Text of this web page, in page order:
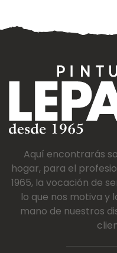
Aquí encontrarás
hogar, para el
1965, la vocación de
lo que nos motiva y
mano de nuestros